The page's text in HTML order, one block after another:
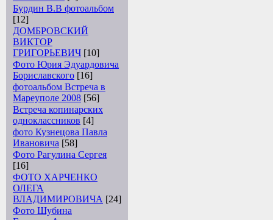
Бурдин В.В фотоальбом
[12]
ДОМБРОВСКИЙ
ВИКТОР
ГРИГОРЬЕВИЧ [10]
Фото Юрия Эдуардовича
Бориславского [16]
фотоальбом Встреча в
Мареуполе 2008 [56]
Встреча копинарских
одноклассников [4]
фото Кузнецова Павла
Ивановича [58]
Фото Рагулина Сергея
[16]
ФОТО ХАРЧЕНКО
ОЛЕГА
ВЛАДИМИРОВИЧА [24]
Фото Шубина